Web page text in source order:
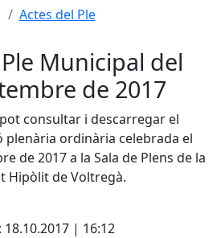
Actes del Ple
Municipal del
de 2017
consultar i descarregar el
plenària ordinària celebrada el
de 2017 a la Sala de Plens de la
Hipòlit de Voltregà.
| 16:12